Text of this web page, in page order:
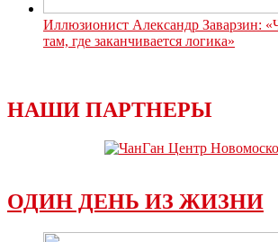
Иллюзионист Александр Заварзин:
там, где заканчивается логика»
НАШИ ПАРТНЕРЫ
ОДИН ДЕНЬ ИЗ ЖИЗНИ